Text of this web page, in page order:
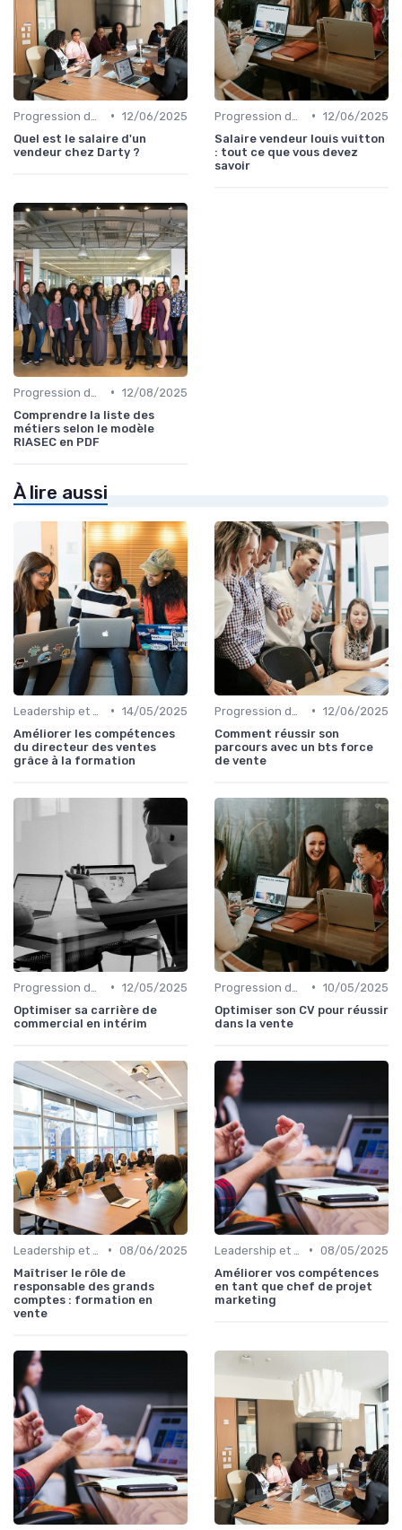
• 12/06/2025
Quel est le salaire d'un
vendeur chez Darty ?
• 12/06/2025
Salaire vendeur louis vuitton
: tout ce que vous devez
savoir
• 12/08/2025
Comprendre la liste des
métiers selon le modèle
RIASEC en PDF
À lire aussi
• 14/05/2025
Améliorer les compétences
du directeur des ventes
grâce à la formation
• 12/06/2025
Comment réussir son
parcours avec un bts force
de vente
• 12/05/2025
Optimiser sa carrière de
commercial en intérim
• 10/05/2025
Optimiser son CV pour réussir
dans la vente
• 08/06/2025
Maîtriser le rôle de
responsable des grands
comptes : formation en
vente
• 08/05/2025
Améliorer vos compétences
en tant que chef de projet
marketing